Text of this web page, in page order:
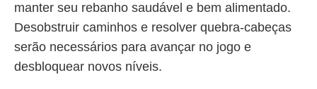
manter seu rebanho saudável e bem alimentado.
Desobstruir caminhos e resolver quebra-cabeças
serão necessários para avançar no jogo e
desbloquear novos níveis.